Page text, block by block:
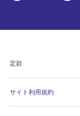
定款
サイト利用規約